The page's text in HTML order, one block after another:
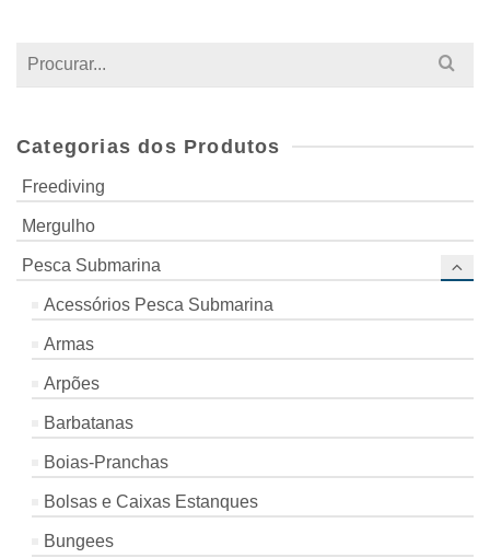
Search
Categorias dos Produtos
Freediving
Mergulho
Pesca Submarina
Acessórios Pesca Submarina
Armas
Arpões
Barbatanas
Boias-Pranchas
Bolsas e Caixas Estanques
Bungees